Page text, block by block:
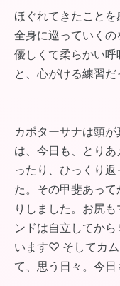
ほぐれてきたことを
全身に巡っていく
優しくて柔らかい呼
と、心がける練習
カポターサナは頭
は、今日も、とり
ったり、ひっくり
た。その甲斐あって
りしました。お尻
ンドは自立してか
います♡ そしてカ
て、思う日々。今日